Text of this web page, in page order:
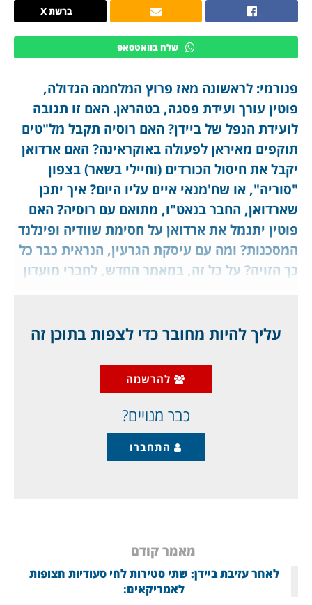
ברשת X
שלח בוואטסאפ
פנורמי: לראשונה מאז פרוץ המלחמה הגדולה,
פוטין עורך ועידת פסגה, בטהראן. האם זו תגובה
לועידת הנפל של ביידן? האם רוסיה תקבל מל"טים
תוקפים מאיראן לפעולה באוקראינה? האם ארדואן
יקבל את חיסול הכורדים (וחיילי בשאר) בצפון
"סוריה", או שח'מנאי איים עליו היום? איך יתכן
שארדואן, החבר בנאט"ו, מתואם עם רוסיה? האם
פוטין יתגמל את ארדואן על חסימת שוודיה ופינלנד
המסכנות? ומה עם עיסקת הגרעין, הנראית כבר כל
כך הזויה? על כל זה, במאמר החדש, לחברי מועדון
מאת ד"ר גיא בכור
עליך להיות מחובר כדי לצפות בתוכן זה
להרשמה
כבר מנויים?
התחברו
מאמר קודם
לאחר עזיבת ביידן: שתי סטירות לחי סעודיות חצופות
לאמריקאים: